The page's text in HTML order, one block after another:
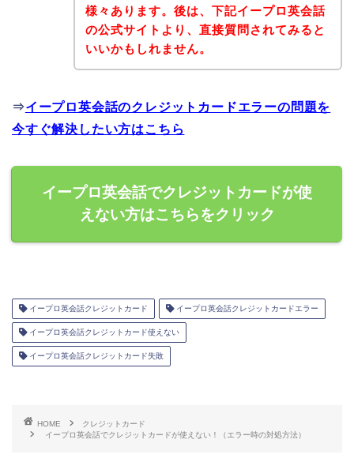
様々あります。後は、下記イープロ英会話
の公式サイトより、直接質問されてみると
いいかもしれません。
⇒イープロ英会話のクレジットカードエラーの問題を
今すぐ解決したい方はこちら
イープロ英会話でクレジットカードが使
えない方はこちらをクリック
イープロ英会話クレジットカード イープロ英会話クレジットカードエラー
イープロ英会話クレジットカード使えない
イープロ英会話クレジットカード失敗
HOME
クレジットカード
イープロ英会話でクレジットカードが使えない！（エラー時の対処方法）